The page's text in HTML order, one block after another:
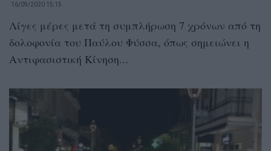
16/09/2020 15:15
Λίγες μέρες μετά τη συμπλήρωση 7 χρόνων από τη
δολοφονία του Παύλου Φύσσα, όπως σημειώνει η
Αντιφασιστική Κίνηση...